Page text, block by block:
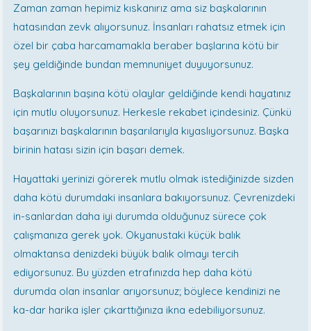
Zaman zaman hepimiz kıskanırız ama siz başkalarının
hatasından zevk alıyorsunuz. İnsanları rahatsız etmek için
özel bir çaba harcamamakla beraber başlarına kötü bir
şey geldiğinde bundan memnuniyet duyuyorsunuz.
Başkalarının başına kötü olaylar geldiğinde kendi hayatınız
için mutlu oluyorsunuz. Herkesle rekabet içindesiniz. Çünkü
başarınızı başkalarının başarılarıyla kıyaslıyorsunuz. Başka
birinin hatası sizin için başarı demek.
Hayattaki yerinizi görerek mutlu olmak istediğinizde sizden
daha kötü durumdaki insanlara bakıyorsunuz. Çevrenizdeki
in-sanlardan daha iyi durumda olduğunuz sürece çok
çalışmanıza gerek yok. Okyanustaki küçük balık
olmaktansa denizdeki büyük balık olmayı tercih
ediyorsunuz. Bu yüzden etrafınızda hep daha kötü
durumda olan insanlar arıyorsunuz; böylece kendinizi ne
ka-dar harika işler çıkarttığınıza ikna edebiliyorsunuz.